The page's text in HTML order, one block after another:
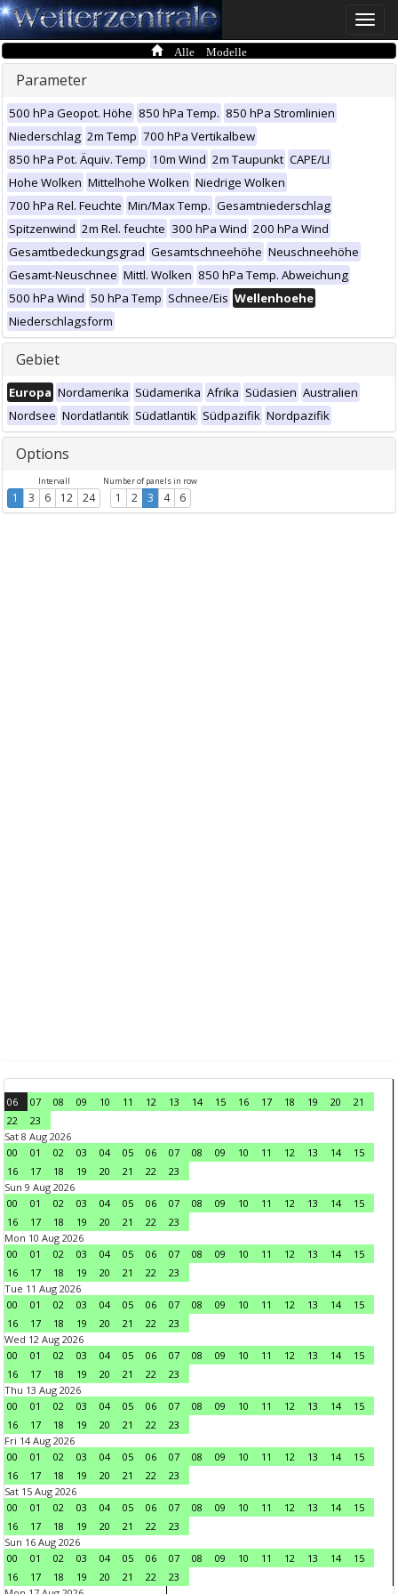
Toggle
Alle Modelle
Parameter
500 hPa Geopot. Höhe 850 hPa Temp. 850 hPa Stromlinien
Niederschlag 2m Temp 700 hPa Vertikalbew
850 hPa Pot. Äquiv. Temp 10m Wind 2m Taupunkt CAPE/LI
Hohe Wolken Mittelhohe Wolken Niedrige Wolken
700 hPa Rel. Feuchte Min/Max Temp. Gesamtniederschlag
Spitzenwind 2m Rel. feuchte 300 hPa Wind 200 hPa Wind
Gesamtbedeckungsgrad Gesamtschneehöhe Neuschneehöhe
Gesamt-Neuschnee Mittl. Wolken 850 hPa Temp. Abweichung
500 hPa Wind 50 hPa Temp Schnee/Eis Wellenhoehe
Niederschlagsform
Gebiet
Europa Nordamerika Südamerika Afrika Südasien Australien
Nordsee Nordatlantik Südatlantik Südpazifik Nordpazifik
Options
Intervall
1 3 6 12 24
Number of panels in row
1 2 3 4 6
06 07 08 09 10 11 12 13 14 15 16 17 18 19 20
21
22
23
Sat 8 Aug 2026
00
01 02 03 04 05 06 07 08 09 10 11 12 13 14
15
16
17 18 19 20 21 22
23
Sun 9 Aug 2026
00
01 02 03 04 05 06 07 08 09 10 11 12 13 14
15
16
17 18 19 20 21 22
23
Mon 10 Aug 2026
00
01 02 03 04 05 06 07 08 09 10 11 12 13 14
15
16
17 18 19 20 21 22
23
Tue 11 Aug 2026
00
01 02 03 04 05 06 07 08 09 10 11 12 13 14
15
16
17 18 19 20 21 22
23
Wed 12 Aug 2026
00
01 02 03 04 05 06 07 08 09 10 11 12 13 14
15
16
17 18 19 20 21 22
23
Thu 13 Aug 2026
00
01 02 03 04 05 06 07 08 09 10 11 12 13 14
15
16
17 18 19 20 21 22
23
Fri 14 Aug 2026
00
01 02 03 04 05 06 07 08 09 10 11 12 13 14
15
16
17 18 19 20 21 22
23
Sat 15 Aug 2026
00
01 02 03 04 05 06 07 08 09 10 11 12 13 14
15
16
17 18 19 20 21 22
23
Sun 16 Aug 2026
00
01 02 03 04 05 06 07 08 09 10 11 12 13 14
15
16
17 18 19 20 21 22
23